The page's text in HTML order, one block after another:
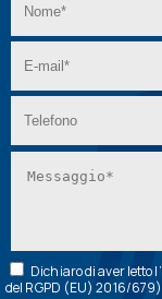
Dichiaro di aver letto l’
del RGPD (EU) 2016/679)